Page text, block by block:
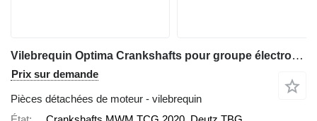
Vilebrequin Optima Crankshafts pour groupe électrogène gaz MWM
Prix sur demande
Pièces détachées de moteur - vilebrequin